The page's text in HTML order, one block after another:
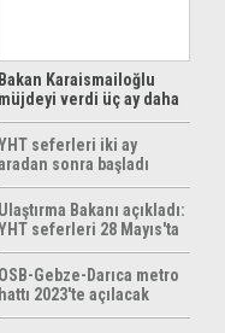
Bakan Karaismailoğlu
müjdeyi verdi üç ay daha
seferleri iki ay
sonra başladı
Ulaştırma Bakanı açıkladı:
seferleri 28 Mayıs'ta
OSB-Gebze-Darıca metro
hattı 2023'te açılacak